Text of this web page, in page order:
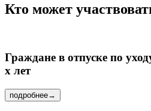
Кто может
Граждане в отпуске по
х лет
подробнее→